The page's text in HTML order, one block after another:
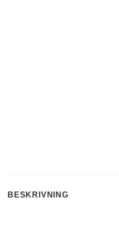
BESKRIVNING